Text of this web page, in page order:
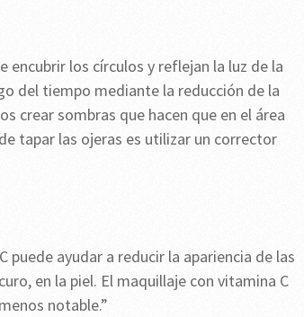
los círculos y reflejan la luz de la
del tiempo mediante la reducción de la
crear sombras que hacen que en el área
tapar las ojeras es utilizar un corrector
puede ayudar a reducir la apariencia de las
en la piel. El maquillaje con vitamina C
notable.”